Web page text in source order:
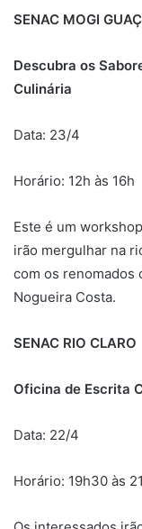
SENAC MOGI
Descubra os
Culinária
Data: 23/4
Horário: 12h às 16h
Este é um
irão mergulhar na
com os renomados
Nogueira Costa.
SENAC RIO CLARO
Oficina de Escrita
Data: 22/4
Horário: 19h30 às